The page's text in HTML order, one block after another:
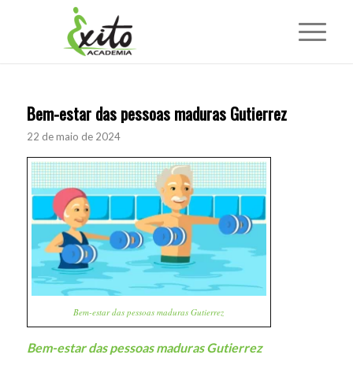
Bem-estar das pessoas maduras Gutierrez
22 de maio de 2024
Bem-estar das pessoas maduras Gutierrez
Bem-estar das pessoas maduras Gutierrez